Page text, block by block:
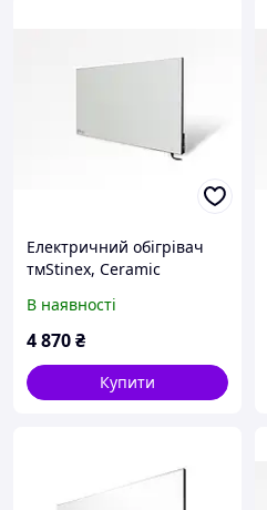
Електричний обігрівач
тмStinex, Ceramic
В наявності
4 870₴
Купити